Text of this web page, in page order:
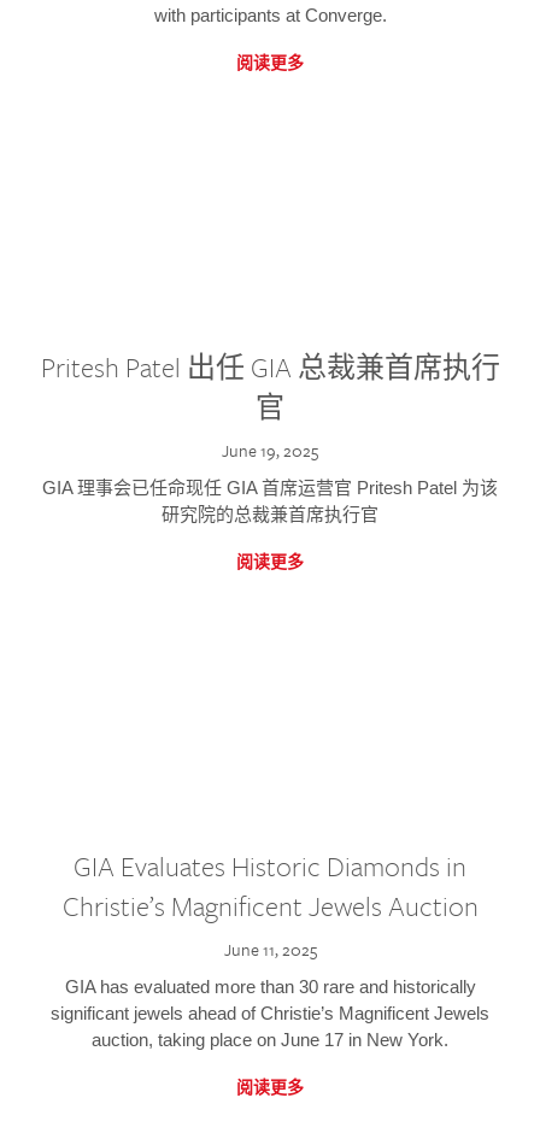
with participants at Converge.
阅读更多
Pritesh Patel 出任 GIA 总裁兼首席执行
官
June 19, 2025
GIA 理事会已任命现任 GIA 首席运营官 Pritesh Patel 为该
研究院的总裁兼首席执行官
阅读更多
GIA Evaluates Historic Diamonds in
Christie’s Magnificent Jewels Auction
June 11, 2025
GIA has evaluated more than 30 rare and historically
significant jewels ahead of Christie’s Magnificent Jewels
auction, taking place on June 17 in New York.
阅读更多